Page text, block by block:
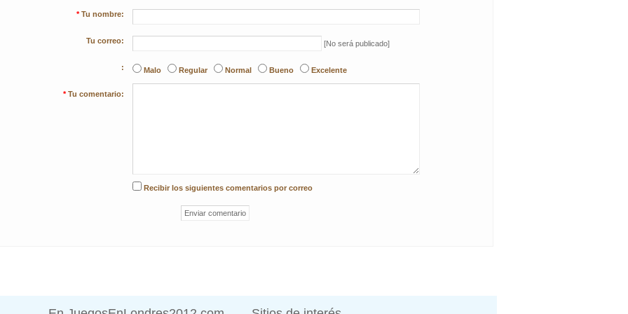
* Tu nombre:
Tu correo: [No será publicado]
: Malo Regular Normal Bueno Excelente
* Tu comentario:
Recibir los siguientes comentarios por correo